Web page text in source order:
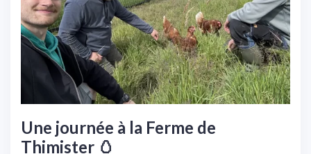
Une journée à la Ferme de
Thimister 🥚